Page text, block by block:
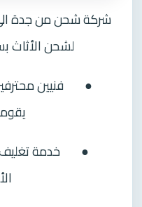
شركة شحن من جدة
لشحن الأثاث
●
فنيين
●
خدمة تغليف